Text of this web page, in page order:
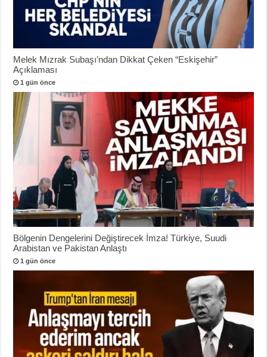
Melek Mızrak Subaşı’ndan Dikkat Çeken “Eskişehir”
Açıklaması
1 gün önce
Bölgenin Dengelerini Değiştirecek İmza! Türkiye, Suudi
Arabistan ve Pakistan Anlaştı
1 gün önce